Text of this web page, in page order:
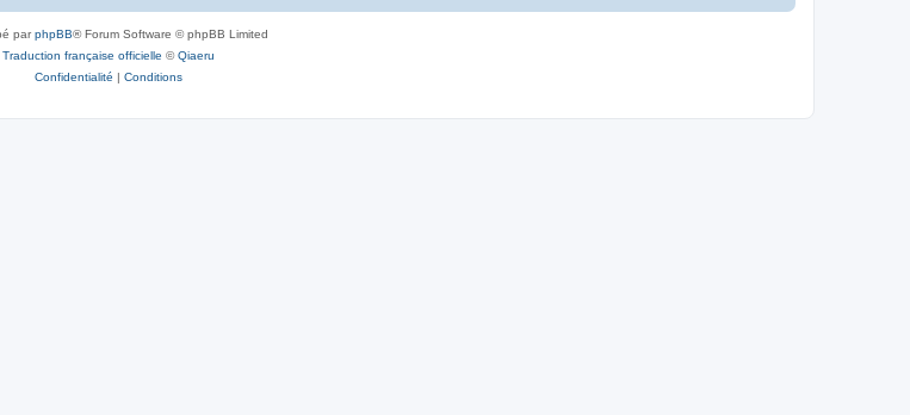
parphpBB® Forum Software © phpBB Limited
Traduction française officielle ©Qiaeru
Confidentialité | Conditions